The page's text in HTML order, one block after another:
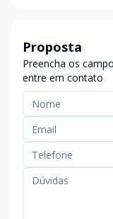
Proposta
Preencha os
entre em contato